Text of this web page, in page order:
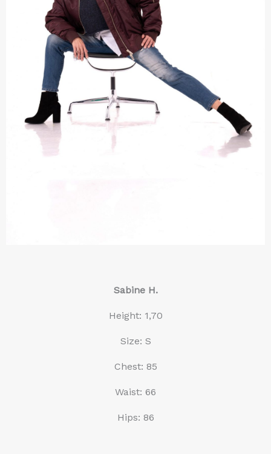
Sabine H.
Height: 1,70
Size: S
Chest: 85
Waist: 66
Hips: 86